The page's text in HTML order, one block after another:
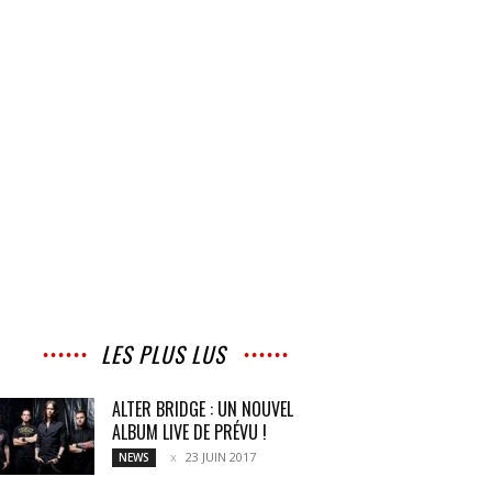
LES PLUS LUS
ALTER BRIDGE : UN NOUVEL
ALBUM LIVE DE PRÉVU !
NEWS 23 JUIN 2017